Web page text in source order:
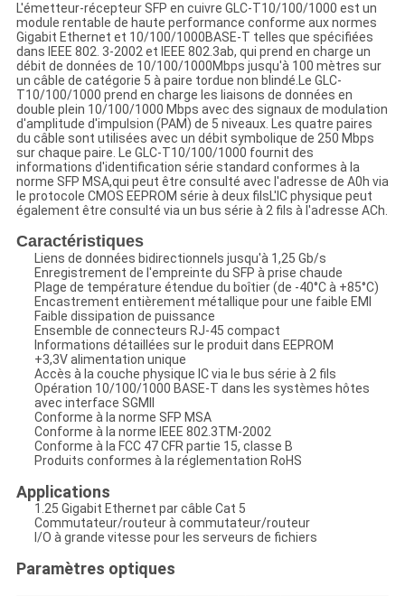
L'émetteur-récepteur SFP en cuivre GLC-T10/100/1000 est un
module rentable de haute performance conforme aux normes
Gigabit Ethernet et 10/100/1000BASE-T telles que spécifiées
dans IEEE 802. 3-2002 et IEEE 802.3ab, qui prend en charge un
débit de données de 10/100/1000Mbps jusqu'à 100 mètres sur
un câble de catégorie 5 à paire tordue non blindé.Le GLC-
T10/100/1000 prend en charge les liaisons de données en
double plein 10/100/1000 Mbps avec des signaux de modulation
d'amplitude d'impulsion (PAM) de 5 niveaux. Les quatre paires
du câble sont utilisées avec un débit symbolique de 250 Mbps
sur chaque paire. Le GLC-T10/100/1000 fournit des
informations d'identification série standard conformes à la
norme SFP MSA,qui peut être consulté avec l'adresse de A0h via
le protocole CMOS EEPROM série à deux filsL'IC physique peut
également être consulté via un bus série à 2 fils à l'adresse ACh.
Caractéristiques
Liens de données bidirectionnels jusqu'à 1,25 Gb/s
Enregistrement de l'empreinte du SFP à prise chaude
Plage de température étendue du boîtier (de -40°C à +85°C)
Encastrement entièrement métallique pour une faible EMI
Faible dissipation de puissance
Ensemble de connecteurs RJ-45 compact
Informations détaillées sur le produit dans EEPROM
+3,3V alimentation unique
Accès à la couche physique IC via le bus série à 2 fils
Opération 10/100/1000 BASE-T dans les systèmes hôtes
avec interface SGMII
Conforme à la norme SFP MSA
Conforme à la norme IEEE 802.3TM-2002
Conforme à la FCC 47 CFR partie 15, classe B
Produits conformes à la réglementation RoHS
Applications
1.25 Gigabit Ethernet par câble Cat 5
Commutateur/routeur à commutateur/routeur
I/O à grande vitesse pour les serveurs de fichiers
Paramètres optiques